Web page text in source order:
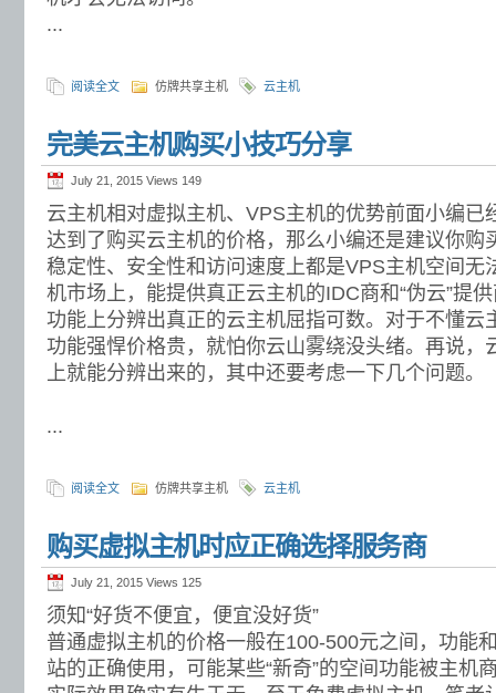
...
阅读全文 仿牌共享主机 云主机
完美云主机购买小技巧分享
July 21, 2015 Views 149
云主机相对虚拟主机、VPS主机的优势前面小编已
达到了购买云主机的价格，那么小编还是建议你购
稳定性、安全性和访问速度上都是VPS主机空间无
机市场上，能提供真正云主机的IDC商和“伪云”提
功能上分辨出真正的云主机屈指可数。对于不懂云
功能强悍价格贵，就怕你云山雾绕没头绪。再说，
上就能分辨出来的，其中还要考虑一下几个问题。
...
阅读全文 仿牌共享主机 云主机
购买虚拟主机时应正确选择服务商
July 21, 2015 Views 125
须知“好货不便宜，便宜没好货”
普通虚拟主机的价格一般在100-500元之间，功能
站的正确使用，可能某些“新奇”的空间功能被主机